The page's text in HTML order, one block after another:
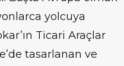
yolcuya
Ticari Araçlar
tasarlanan ve